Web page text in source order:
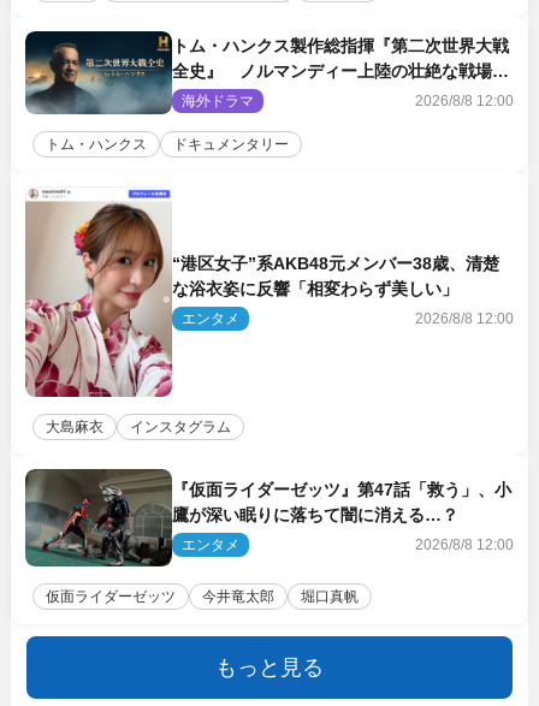
トム・ハンクス製作総指揮『第二次世界大戦
全史』 ノルマンディー上陸の壮絶な戦場を
収めた特別映像解禁
海外ドラマ 2026/8/8 12:00
トム・ハンクス ドキュメンタリー
“港区女子”系AKB48元メンバー38歳、清楚
な浴衣姿に反響「相変わらず美しい」
エンタメ 2026/8/8 12:00
大島麻衣 インスタグラム
『仮面ライダーゼッツ』第47話「救う」、小
鷹が深い眠りに落ちて闇に消える…？
エンタメ 2026/8/8 12:00
仮面ライダーゼッツ 今井竜太郎 堀口真帆
もっと見る